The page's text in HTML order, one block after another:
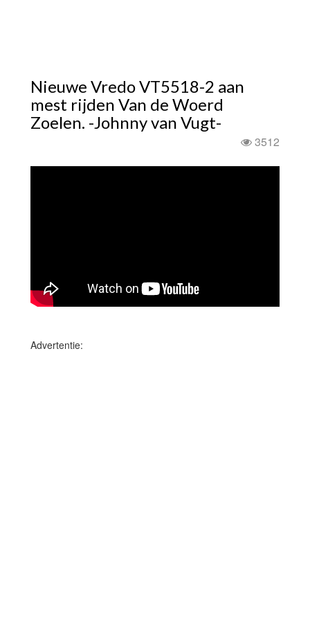
Nieuwe Vredo VT5518-2 aan
mest rijden Van de Woerd
Zoelen. -Johnny van Vugt-
3512
Advertentie: